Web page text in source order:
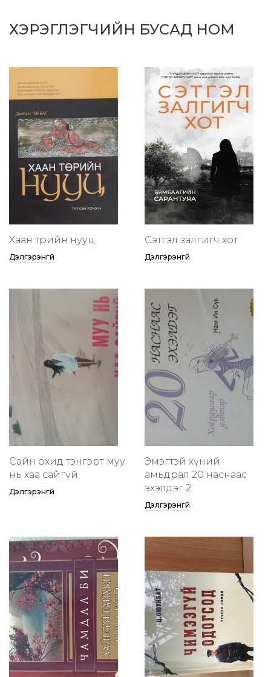
ХЭРЭГЛЭГЧИЙН БУСАД НОМ
Хаан төрийн нууц
Дэлгэрэнгүй
Сэтгэл залгигч хот
Дэлгэрэнгүй
Сайн охид тэнгэрт муу
нь хаа сайгүй
Дэлгэрэнгүй
Эмэгтэй хүний
амьдрал 20 наснаас
эхэлдэг 2
Дэлгэрэнгүй